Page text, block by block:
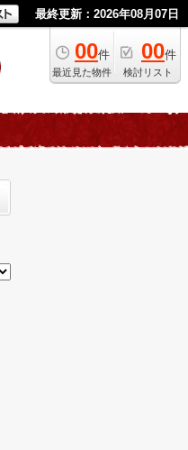
最終更新：2026年08月07日
00件
最近見た物件
00件
検討リスト